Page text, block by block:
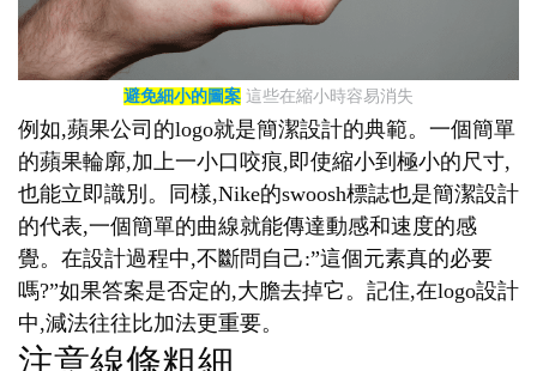
避免細小的圖案 這些在縮小時容易消失
例如,蘋果公司的logo就是簡潔設計的典範。一個簡單
的蘋果輪廓,加上一小口咬痕,即使縮小到極小的尺寸,
也能立即識別。同樣,Nike的swoosh標誌也是簡潔設計
的代表,一個簡單的曲線就能傳達動感和速度的感
覺。在設計過程中,不斷問自己:”這個元素真的必要
嗎?”如果答案是否定的,大膽去掉它。記住,在logo設計
中,減法往往比加法更重要。
注意線條粗細